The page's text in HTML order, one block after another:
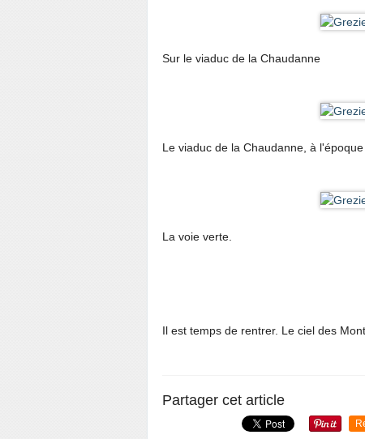
Sur le viaduc de la Chaudanne
Le viaduc de la Chaudanne, à
La voie verte.
Il est temps de rentrer. Le ciel des
Partager cet article